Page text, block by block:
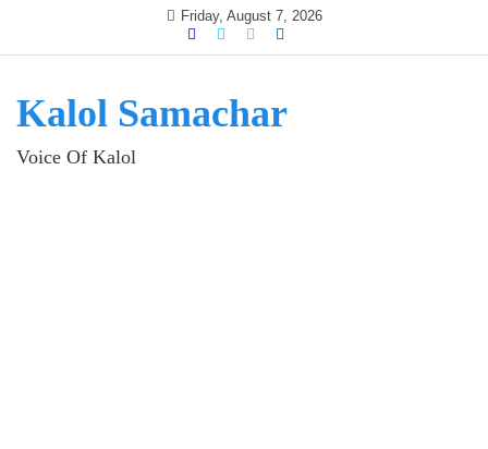
Friday, August 7, 2026
Kalol Samachar
Voice Of Kalol